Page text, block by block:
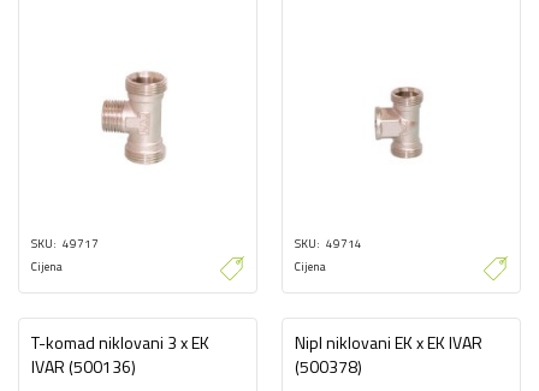
SKU 49717
Cijena
SKU 49714
Cijena
T-komad niklovani 3 x EK
IVAR (500136)
Nipl niklovani EK x EK IVAR
(500378)